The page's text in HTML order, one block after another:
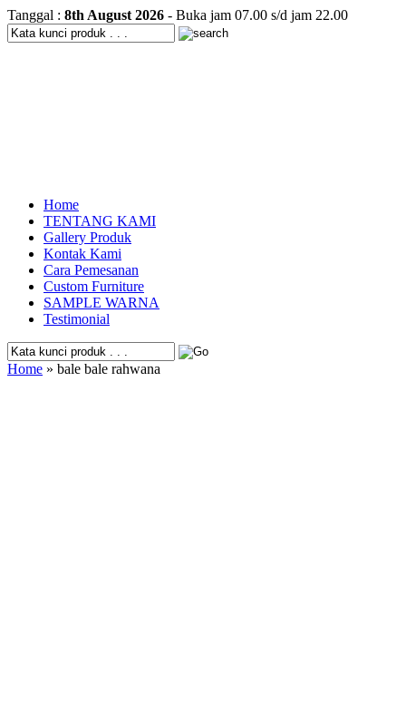
Tanggal : 8th August 2026 - Buka jam 07.00 s/d jam 22.00
Home
TENTANG KAMI
Gallery Produk
Kontak Kami
Cara Pemesanan
Custom Furniture
SAMPLE WARNA
Testimonial
Home » bale bale rahwana